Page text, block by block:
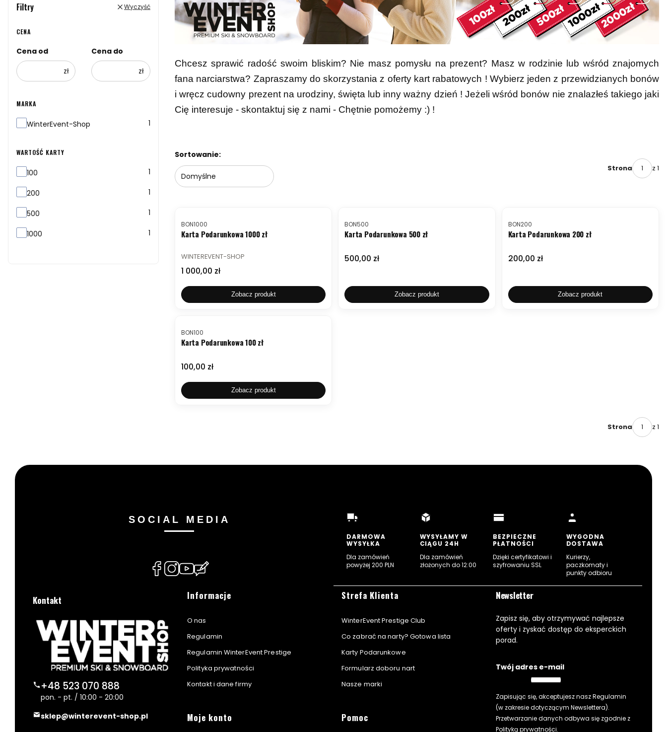
Filtry Wyczyść
CENA
Cena od
zł
Cena do
zł
MARKA
Marka
WinterEvent-Shop 1
WARTOŚĆ KARTY
Wartość Karty
100 1
200 1
500 1
1000 1
Chcesz sprawić radość swoim bliskim? Nie masz pomysłu na prezent? Masz w rodzinie lub wśród znajomych
fana narciarstwa? Zapraszamy do skorzystania z oferty kart rabatowych ! Wybierz jeden z przewidzianych bonów
i wręcz cudowny prezent na urodziny, święta lub inny ważny dzień ! Jeżeli wśród bonów nie znalazłeś takiego jaki
Cię interesuje - skontaktuj się z nami - Chętnie pomożemy :) !
Lista produktów
Sortowanie:
Domyślne
Strona z 1
Kod produktu
BON1000
Karta Podarunkowa 1000 zł
PRODUCENT
WINTEREVENT-SHOP
Cena
1 000,00 zł
Zobacz produkt
Kod produktu
BON500
Karta Podarunkowa 500 zł
Cena
500,00 zł
Zobacz produkt
Kod produktu
BON200
Karta Podarunkowa 200 zł
Cena
200,00 zł
Zobacz produkt
Kod produktu
BON100
Karta Podarunkowa 100 zł
Cena
100,00 zł
Zobacz produkt
Strona z 1
SOCIAL MEDIA
(Otwiera
się
(Otwiera
się
karcie)
(Otwiera
karcie)
(Otwiera
się
w
DARMOWA
WYSYŁKA
Dla zamówień
powyżej 200 PLN
WYSYŁAMY W
CIĄGU 24H
Dla zamówień
złożonych do 12:00
BEZPIECZNE
PŁATNOŚCI
Dzięki certyfikatowi i
szyfrowaniu SSL
WYGODNA
DOSTAWA
Kurierzy,
paczkomaty i
punkty odbioru
Kontakt
+48 523 070 888
pon. - pt. / 10:00 - 20:00
sklep@winterevent-shop.pl
Linki w stopce
Informacje
O nas
Regulamin
Regulamin WinterEvent Prestige
Polityka prywatności
Kontakt i dane firmy
Strefa Klienta
WinterEvent Prestige Club
Co zabrać na narty? Gotowa lista
Karty Podarunkowe
Formularz doboru nart
Nasze marki
Moje konto Pomoc
Newsletter
Zapisz się, aby otrzymywać najlepsze
oferty i zyskać dostęp do eksperckich
porad.
Twój adres e-mail
Zapisując się, akceptujesz naszRegulamin
(w zakresie dotyczącym Newslettera).
Przetwarzanie danych odbywa się zgodnie z
Polityką prywatności.